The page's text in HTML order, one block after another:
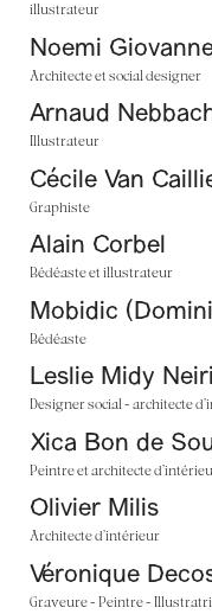
illustrateur
Noemi
Architecte et social designer
Arnaud
Illustrateur
Cécile Van
Graphiste
Alain Corbel
Bédéaste et illustrateur
Mobidic
Bédéaste
Leslie Midy
Designer social - architecte
Xica Bon de
Peintre et architecte
Olivier Milis
Architecte d’intérieur
Véronique
Graveure - Peintre -